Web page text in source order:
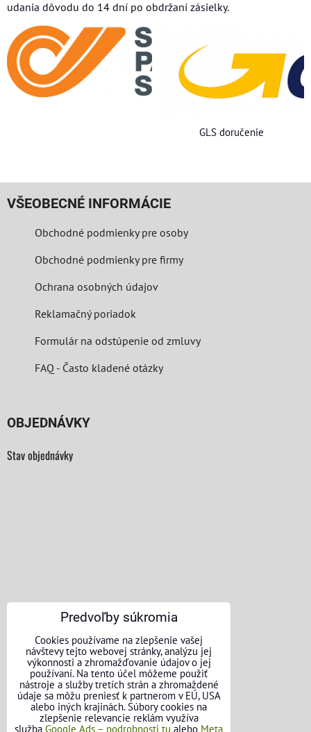
udania dôvodu do 14 dní po obdržaní zásielky.
GLS doručenie
VŠEOBECNÉ INFORMÁCIE
Obchodné podmienky pre osoby
Obchodné podmienky pre firmy
Ochrana osobných údajov
Reklamačný poriadok
Formulár na odstúpenie od zmluvy
FAQ - Často kladené otázky
OBJEDNÁVKY
Stav objednávky
KONTAKTNÉ ÚDAJE
Predvoľby súkromia
Cookies používame na zlepšenie vašej
návštevy tejto webovej stránky, analýzu jej
výkonnosti a zhromažďovanie údajov o jej
používaní. Na tento účel môžeme použiť
nástroje a služby tretích strán a zhromaždené
údaje sa môžu preniesť k partnerom v EÚ, USA
alebo iných krajinách. Súbory cookies na
zlepšenie relevancie reklám využíva
služba Google Ads – podrobnosti tu alebo Meta